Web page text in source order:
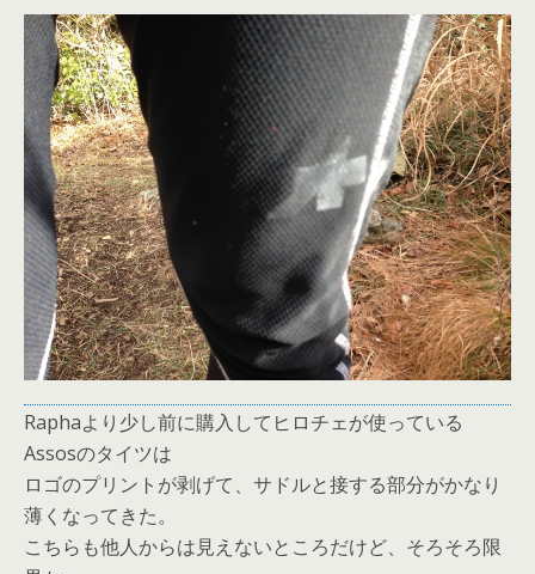
Raphaより少し前に購入してヒロチェが使っている
Assosのタイツは
ロゴのプリントが剥げて、サドルと接する部分がかなり
薄くなってきた。
こちらも他人からは見えないところだけど、そろそろ限